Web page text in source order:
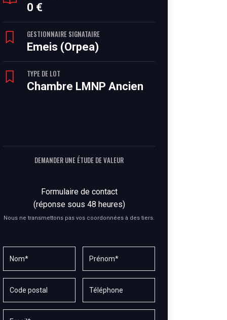
0 €
GESTIONNAIRE SIGNATAIRE
Emeis (Orpea)
TYPE DE LOT
Chambre LMNP Ancien
DEMANDER UNE ÉTUDE DE VALEUR
Formulaire de contact
(réponse sous 48 heures)
Nous ne transmettons pas vos coordonnées à des tiers.